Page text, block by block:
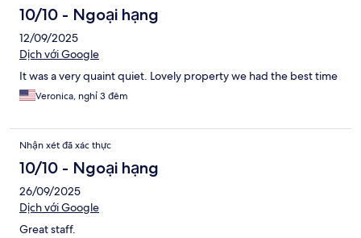
10/10 - Ngoại hạng
12/09/2025
Dịch với Google
It was a very quaint quiet. Lovely property we had the best time
Veronica, nghỉ 3 đêm
Nhận xét đã xác thực
10/10 - Ngoại hạng
26/09/2025
Dịch với Google
Great staff.